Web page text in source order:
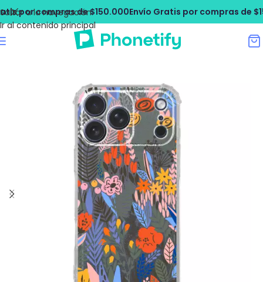
Saltar a la navegación
Ir al contenido principal
por compras de $150.000Envío Gratis por compras de